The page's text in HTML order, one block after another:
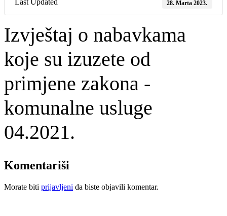
Last Updated 28. Marta 2023.
Izvještaj o nabavkama
koje su izuzete od
primjene zakona -
komunalne usluge
04.2021.
Komentariši
Morate biti prijavljeni da biste objavili komentar.